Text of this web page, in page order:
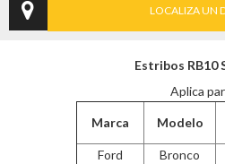
LOCALIZA UN
Estribos RB10
Aplica
Marca Modelo
Ford Bronco